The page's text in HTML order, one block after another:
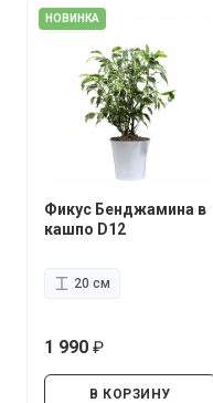
НОВИНКА
Фикус Бенджамина в
кашпо D12
20 см
1 990
В КОРЗИНУ